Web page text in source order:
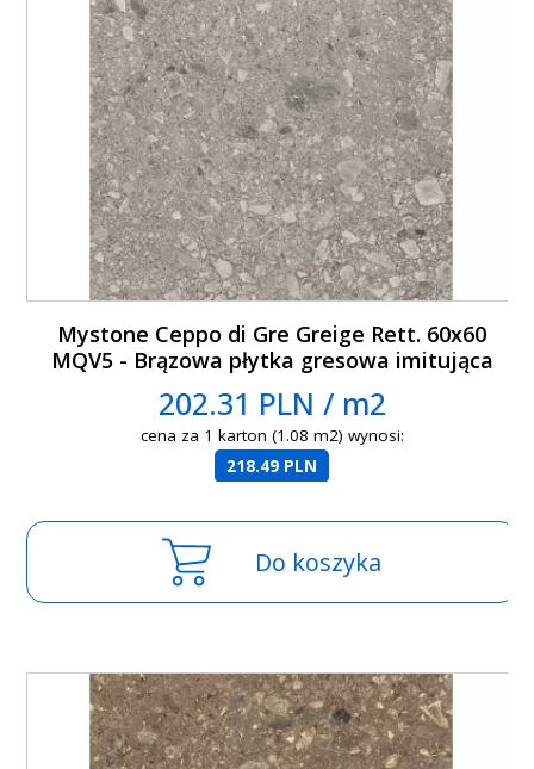
Mystone Ceppo di Gre Greige Rett. 60x60
MQV5 - Brązowa płytka gresowa imitująca
lastryko
202.31 PLN / m2
cena za 1 karton (1.08 m2) wynosi:
218.49 PLN
Do koszyka